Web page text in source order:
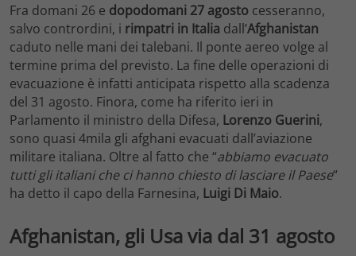
Fra domani 26 e dopodomani 27 agosto cesseranno,
salvo contrordini, i rimpatri in Italia dall’Afghanistan
caduto nelle mani dei talebani. Il ponte aereo volge al
termine prima del previsto. La fine delle operazioni di
evacuazione è infatti anticipata rispetto alla scadenza
del 31 agosto. Finora, come ha riferito ieri in
Parlamento il ministro della Difesa, Lorenzo Guerini,
sono quasi 4mila gli afghani evacuati dall’aviazione
militare italiana. Oltre al fatto che “abbiamo evacuato
tutti gli italiani che ci hanno chiesto di lasciare il Paese“
ha detto il capo della Farnesina, Luigi Di Maio.
Afghanistan, gli Usa via dal 31 agosto